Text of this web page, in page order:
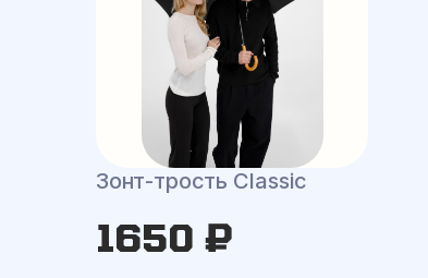
Зонт-трость Classic
1650 ₽